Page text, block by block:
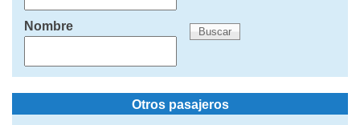
Nombre
Otros pasajeros